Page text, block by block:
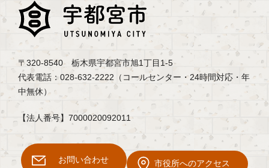
〒320-8540 栃木県宇都宮市旭1丁目1-5
代表電話：028-632-2222（コールセンター・24時間対応・年
中無休）
【法人番号】7000020092011
お問い合わせ 市役所へのアクセス